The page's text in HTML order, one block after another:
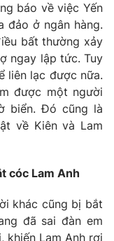
báo về việc Yến
đảo ở ngân hàng.
bất thường xảy
ngay lập tức. Tuy
liên lạc được nữa.
được một người
biển. Đó cũng là
về Kiên và Lam
cóc Lam Anh
khác cũng bị bắt
đã sai đàn em
khiến Lam Anh rơi